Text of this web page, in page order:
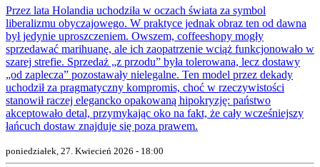
Przez lata Holandia uchodziła w oczach świata za symbol
liberalizmu obyczajowego. W praktyce jednak obraz ten od dawna
był jedynie uproszczeniem. Owszem, coffeeshopy mogły
sprzedawać marihuanę, ale ich zaopatrzenie wciąż funkcjonowało w
szarej strefie. Sprzedaż „z przodu” była tolerowana, lecz dostawy
„od zaplecza” pozostawały nielegalne. Ten model przez dekady
uchodził za pragmatyczny kompromis, choć w rzeczywistości
stanowił raczej elegancko opakowaną hipokryzję: państwo
akceptowało detal, przymykając oko na fakt, że cały wcześniejszy
łańcuch dostaw znajduje się poza prawem.
poniedziałek, 27. Kwiecień 2026 - 18:00